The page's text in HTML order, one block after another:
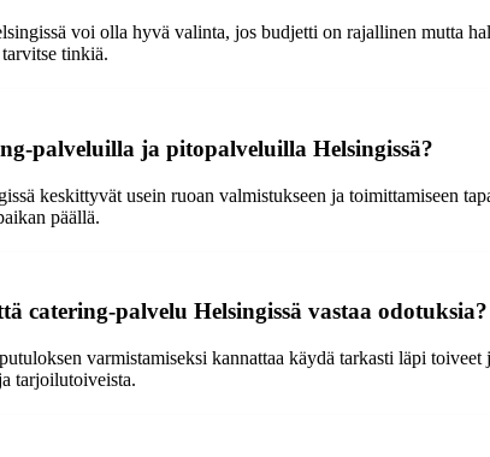
voi olla hyvä valinta, jos budjetti on rajallinen mutta
tinkiä.
palveluilla ja pitopalveluilla Helsingissä?
keskittyvät usein ruoan valmistukseen ja toimittamiseen
päällä.
catering-palvelu Helsingissä vastaa odotuksia?
varmistamiseksi kannattaa käydä tarkasti läpi
tarjoilutoiveista.